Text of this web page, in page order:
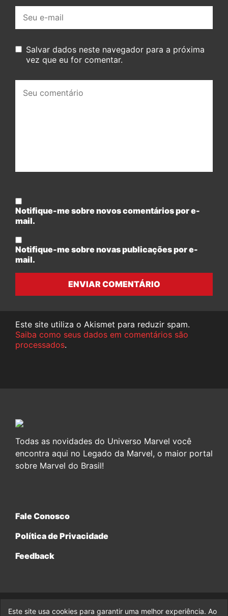
mail:
Salvar dados neste navegador para a próxima
vez que eu for comentar.
comentário:
Notifique-me sobre novos comentários por e-
mail.
Notifique-me sobre novas publicações por e-
mail.
ENVIAR COMENTÁRIO
Este site utiliza o Akismet para reduzir spam.
Saiba como seus dados em comentários são
processados.
Todas as novidades do Universo Marvel você
encontra aqui no Legado da Marvel, o maior portal
sobre Marvel do Brasil!
Fale Conosco
Política de Privacidade
Feedback
© 2017-2026 Legado da Marvel, uma empresa da Legado
Este site usa cookies para garantir uma melhor experiência. Ao